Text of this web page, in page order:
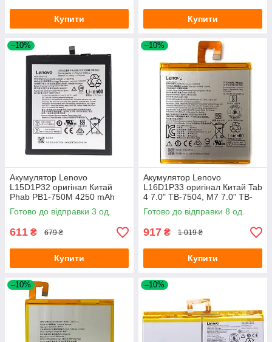
Купити Купити
–10%
Акумулятор Lenovo
L15D1P32 оригінал Китай
Phab PB1-750M 4250 mAh
Готово до відправки 3 од.
611 ₴ 679 ₴
Купити
–10%
Акумулятор Lenovo
L16D1P33 оригінал Китай Tab
4 7.0" TB-7504, M7 7.0" TB-
7305 3500 mAh
Готово до відправки 8 од.
917 ₴ 1 019 ₴
Купити
–10% –10%